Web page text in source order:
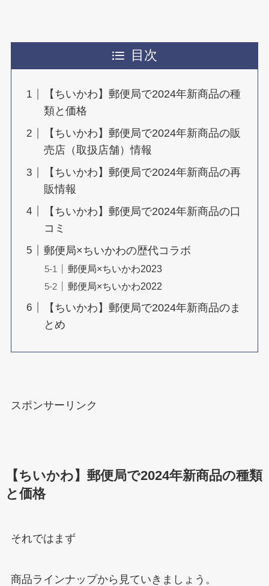
目次
【ちいかわ】郵便局で2024年新商品の種
類と価格
【ちいかわ】郵便局で2024年新商品の販
売店（取扱店舗）情報
【ちいかわ】郵便局で2024年新商品の再
販情報
【ちいかわ】郵便局で2024年新商品の口
コミ
郵便局×ちいかわの歴代コラボ
郵便局×ちいかわ2023
郵便局×ちいかわ2022
【ちいかわ】郵便局で2024年新商品のま
とめ
スポンサーリンク
【ちいかわ】郵便局で2024年新商品の種類
と価格
それではまず
商品ラインナップから見ていきましょう。